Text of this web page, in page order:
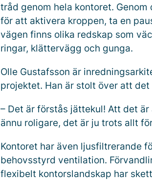
tråd genom hela kontoret.
för att aktivera kroppen, ta en
vägen finns olika redskap som
ringar, klättervägg och gunga.
Olle Gustafsson är
projektet. Han är stolt över att
– Det är förstås jättekul! Att det
ännu roligare, det är ju trots allt
Kontoret har även ljusfiltrerande
behovsstyrd ventilation.
flexibelt kontorslandskap har